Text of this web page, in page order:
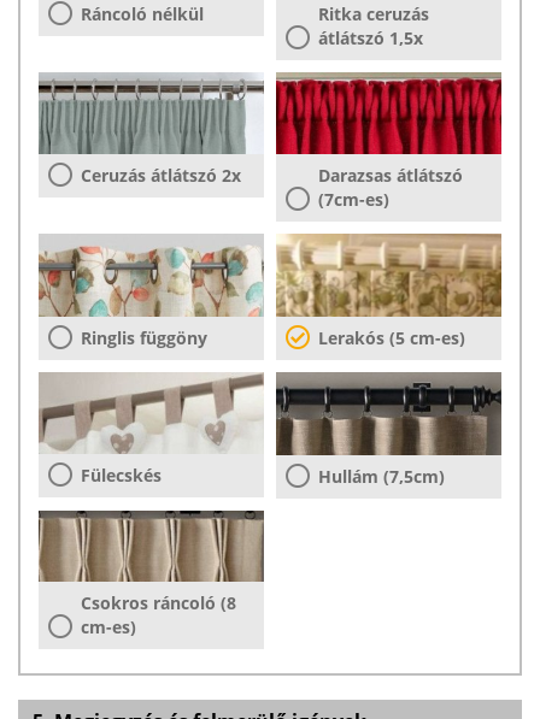
Ráncoló nélkül
Ritka ceruzás
átlátszó 1,5x
Ceruzás átlátszó 2x
Darazsas átlátszó
(7cm-es)
Ringlis függöny Lerakós (5 cm-es)
Fülecskés Hullám (7,5cm)
Csokros ráncoló (8
cm-es)